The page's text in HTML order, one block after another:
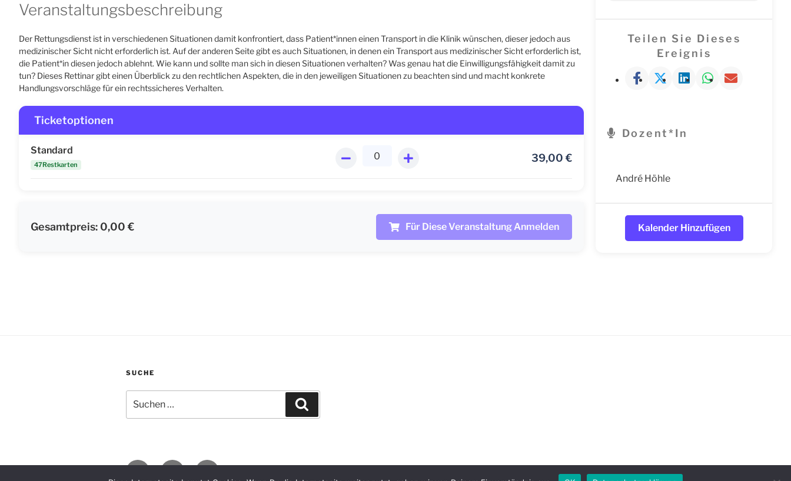
Veranstaltungsbeschreibung
Der Rettungsdienst ist in verschiedenen Situationen damit konfrontiert, dass Patient*innen einen Transport in die Klinik wünschen, dieser jedoch aus
medizinischer Sicht nicht erforderlich ist. Auf der anderen Seite gibt es auch Situationen, in denen ein Transport aus medizinischer Sicht erforderlich ist,
die Patient*in diesen jedoch ablehnt. Wie kann und sollte man sich in diesen Situationen verhalten? Was genau hat die Einwilligungsfähigkeit damit zu
tun? Dieses Rettinar gibt einen Überblick zu den rechtlichen Aspekten, die in den jeweiligen Situationen zu beachten sind und macht konkrete
Handlungsvorschläge für ein rechtssicheres Verhalten.
Ticketoptionen
Standard
47Restkarten
39,00 €
Gesamtpreis: 0,00 € Für Diese Veranstaltung Anmelden
Teilen Sie Dieses
Ereignis
Dozent*in
André Höhle
Kalender Hinzufügen
SUCHE
nach:
FacebookInstagram
E-
Mit Stolz präsentiert von WordPress